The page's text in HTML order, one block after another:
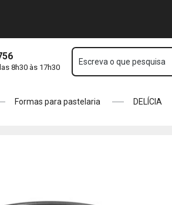
8h30 às 17h30
Escreva o que pesquisa
Formas para pastelaria DELÍCIA